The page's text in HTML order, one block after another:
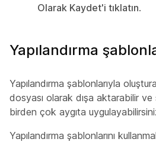
Olarak Kaydet'i tıklatın.
Yapılandırma
Yapılandırma şablonlarıyla
dosyası olarak dışa aktarabilir
birden çok aygıta
Yapılandırma şablonlarını